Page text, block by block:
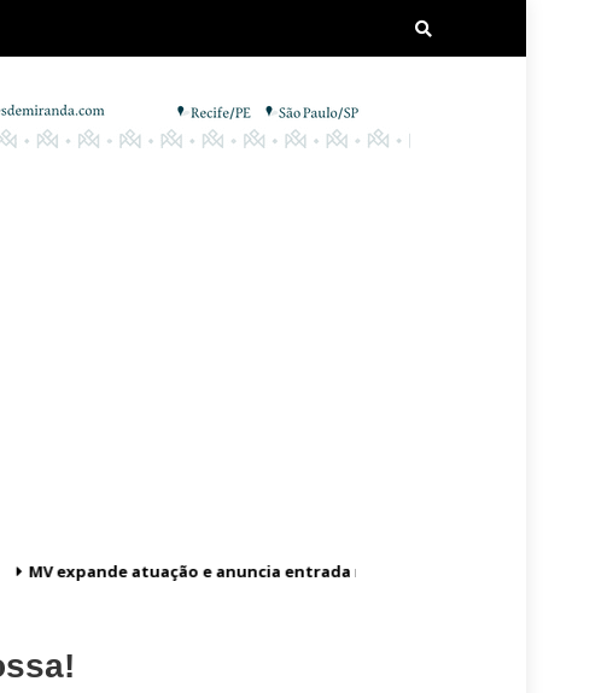
MV expande atuação e anuncia entrada no mercado dos Estados Unidos